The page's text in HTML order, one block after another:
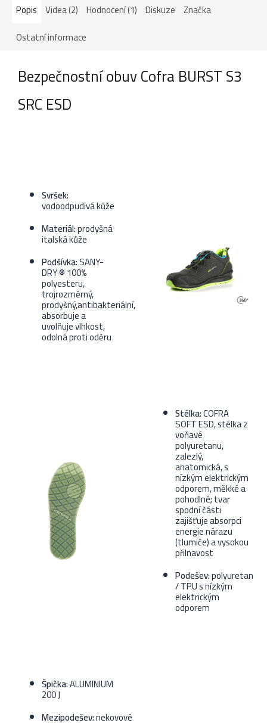
Popis Videa (2) Hodnocení (1) Diskuze Značka
Ostatní informace
Bezpečnostní obuv Cofra BURST S3
SRC ESD
Svršek:
vodoodpudivá kůže
Materiál:prodyšná
italská kůže
Podšívka:SANY-
DRY ® 100%
polyesteru,
trojrozměrný,
prodyšný,antibakteriální,
absorbuje a
uvolňuje vlhkost,
odolná proti oděru
Stélka:COFRA
SOFT ESD, stélka z
voňavé
polyuretanu,
zalezlý,
anatomická, s
nízkým elektrickým
odporem, měkké a
pohodlné; tvar
spodní části
zajišťuje absorpci
energie nárazu
(tlumiče) a vysokou
přilnavost
Podešev:polyuretan
/ TPU s nízkým
elektrickým
odporem
Špička:ALUMINIUM
200 J
Mezipodešev:nekovové